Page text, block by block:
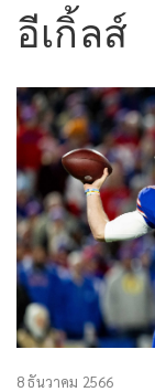
อีเกิ้ลส์
8 ธันวาคม 2566